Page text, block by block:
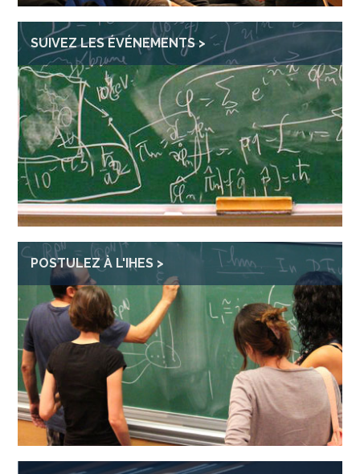
SUIVEZ LES ÉVÉNEMENTS
POSTULEZ À L'IHES